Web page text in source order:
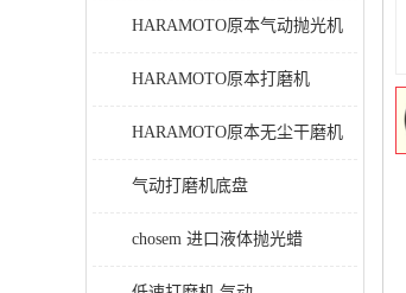
HARAMOTO原本气动抛光机
HARAMOTO原本打磨机
HARAMOTO原本无尘干磨机
气动打磨机底盘
chosem 进口液体抛光蜡